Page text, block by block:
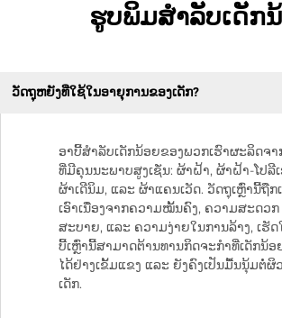
ຮູບພິມສຳລັບເດັກ
ວັດຖຸຫຍັງທີ່ໃຊ້ໃນອາຍຸການຂອງເດັກ?
ອາບີ້ສຳລັບເດັກນ້ອຍຂອງພວກເຮົາຜະລິດຈ
ທີ່ມີຄຸນນະພາບສູງເຊັ່ນ: ຜ້າຝ້າ, ຜ້າຝ້າ-ໂປລີເ
ຜ້າເດີນິມ, ແລະ ຜ້າແຄນເວັດ. ວັດຖຸເຫຼົ່ານີ້ຖືກ
ເອົາເນື່ອງຈາກຄວາມໝັ້ນຄົງ, ຄວາມສະດວກ
ສະບາຍ, ແລະ ຄວາມງ່າຍໃນການລ້າງ, ເຮັ
ບີ້ເຫຼົ່ານີ້ສາມາດຕ້ານທານກິດຈະກຳທີ່ເດັກນ້ອ
ໄດ້ຢ່າງເຂັ້ມແຂງ ແລະ ຍັງຄົງເປັນມື້ນນຸ້ມຕໍ່ຜິ
ເດັກ.